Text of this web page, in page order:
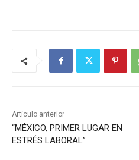
Artículo anterior
“MÉXICO, PRIMER LUGAR EN
ESTRÉS LABORAL”